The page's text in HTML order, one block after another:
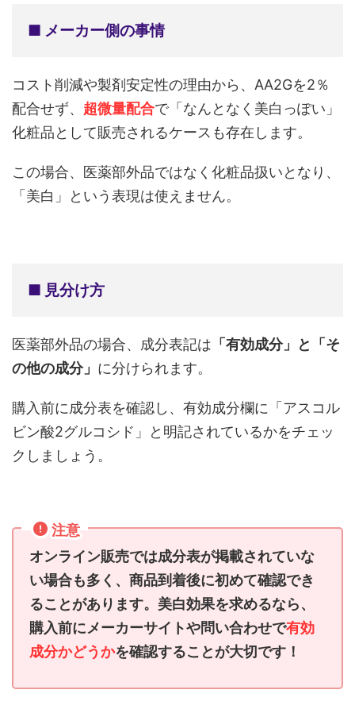
■ メーカー側の事情
コスト削減や製剤安定性の理由から、AA2Gを2％
配合せず、 超微量配合で「なんとなく美白っぽい」
化粧品として販売されるケースも存在します。
この場合、医薬部外品ではなく化粧品扱いとなり、
「美白」という表現は使えません。
■ 見分け方
医薬部外品の場合、成分表記は 「有効成分」と「そ
の他の成分」 に分けられます。
購入前に成分表を確認し、有効成分欄に「アスコル
ビン酸2グルコシド」と明記されているかをチェッ
クしましょう。
注意
オンライン販売では成分表が掲載されていな
い場合も多く、商品到着後に初めて確認でき
ることがあります。美白効果を求めるなら、
購入前にメーカーサイトや問い合わせで有効
成分かどうかを確認することが大切です！